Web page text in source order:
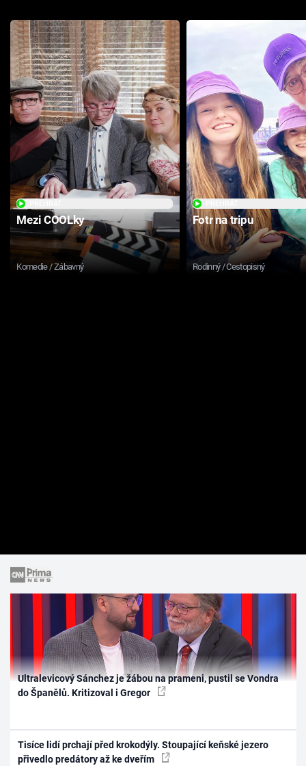
Mezi COOLky
Komedie / Zábavný
Fotr na tripu
Rodinný / Cestopisný
Ultralevicový Sánchez je žábou na prameni, pustil se Vondra
do Španělů. Kritizoval i Gregor
Tisíce lidí prchají před krokodýly. Stoupající keňské jezero
přivedlo predátory až ke dveřím